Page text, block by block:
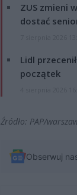
ZUS zmieni
dostać
Lidl
początek
Źródło: PAP/
Obserwuj